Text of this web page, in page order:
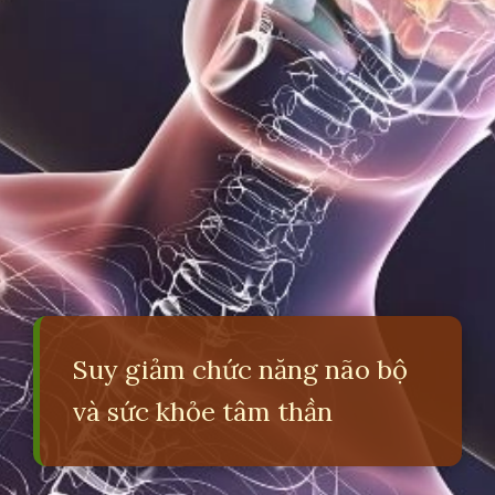
Suy giảm chức năng não bộ
và sức khỏe tâm thần